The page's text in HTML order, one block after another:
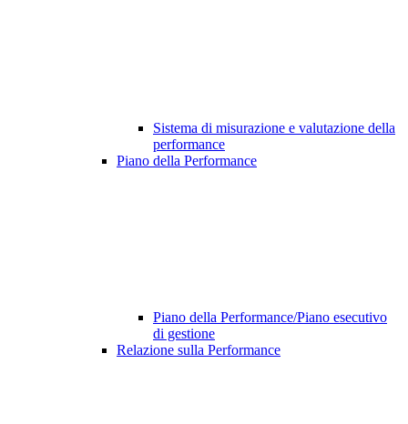
Sistema di misurazione e valutazione della
performance
Piano della Performance
Piano della Performance/Piano esecutivo
di gestione
Relazione sulla Performance